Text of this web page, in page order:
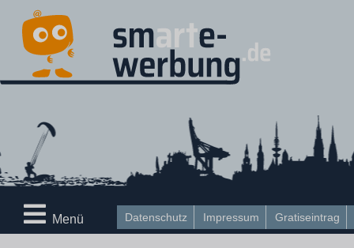
Datenschutz Impressum Gratiseintrag
Menü